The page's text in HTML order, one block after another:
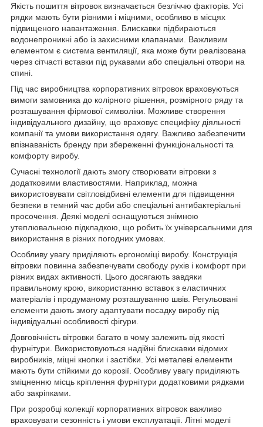
Якість пошиття вітровок визначається безліччю факторів. Усі
рядки мають бути рівними і міцними, особливо в місцях
підвищеного навантаження. Блискавки підбираються
водонепроникні або із захисними клапанами. Важливим
елементом є система вентиляції, яка може бути реалізована
через сітчасті вставки під рукавами або спеціальні отвори на
спині.
Під час виробництва корпоративних вітровок враховуються
вимоги замовника до колірного рішення, розмірного ряду та
розташування фірмової символіки. Можливе створення
індивідуального дизайну, що враховує специфіку діяльності
компанії та умови використання одягу. Важливо забезпечити
впізнаваність бренду при збереженні функціональності та
комфорту виробу.
Сучасні технології дають змогу створювати вітровки з
додатковими властивостями. Наприклад, можна
використовувати світловідбивні елементи для підвищення
безпеки в темний час доби або спеціальні антибактеріальні
просочення. Деякі моделі оснащуються знімною
утеплювальною підкладкою, що робить їх універсальними для
використання в різних погодних умовах.
Особливу увагу приділяють ергономіці виробу. Конструкція
вітровки повинна забезпечувати свободу рухів і комфорт при
різних видах активності. Цього досягають завдяки
правильному крою, використанню вставок з еластичних
матеріалів і продуманому розташуванню швів. Регульовані
елементи дають змогу адаптувати посадку виробу під
індивідуальні особливості фігури.
Довговічність вітровки багато в чому залежить від якості
фурнітури. Використовуються надійні блискавки відомих
виробників, міцні кнопки і застібки. Усі металеві елементи
мають бути стійкими до корозії. Особливу увагу приділяють
зміцненню місць кріплення фурнітури додатковими рядками
або закріпками.
При розробці колекції корпоративних вітровок важливо
враховувати сезонність і умови експлуатації. Літні моделі